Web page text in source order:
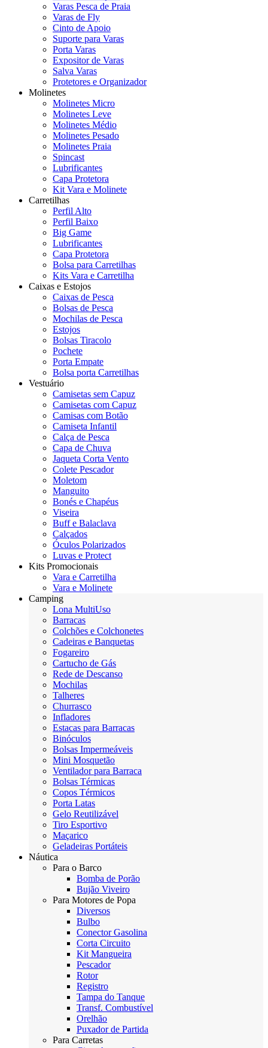
Varas Pesca de Praia
Varas de Fly
Cinto de Apoio
Suporte para Varas
Porta Varas
Expositor de Varas
Salva Varas
Protetores e Organizador
Molinetes
Molinetes Micro
Molinetes Leve
Molinetes Médio
Molinetes Pesado
Molinetes Praia
Spincast
Lubrificantes
Capa Protetora
Kit Vara e Molinete
Carretilhas
Perfil Alto
Perfil Baixo
Big Game
Lubrificantes
Capa Protetora
Bolsa para Carretilhas
Kits Vara e Carretilha
Caixas e Estojos
Caixas de Pesca
Bolsas de Pesca
Mochilas de Pesca
Estojos
Bolsas Tiracolo
Pochete
Porta Empate
Bolsa porta Carretilhas
Vestuário
Camisetas sem Capuz
Camisetas com Capuz
Camisas com Botão
Camiseta Infantil
Calça de Pesca
Capa de Chuva
Jaqueta Corta Vento
Colete Pescador
Moletom
Manguito
Bonés e Chapéus
Viseira
Buff e Balaclava
Calçados
Óculos Polarizados
Luvas e Protect
Kits Promocionais
Vara e Carretilha
Vara e Molinete
Camping
Lona MultiUso
Barracas
Colchões e Colchonetes
Cadeiras e Banquetas
Fogareiro
Cartucho de Gás
Rede de Descanso
Mochilas
Talheres
Churrasco
Infladores
Estacas para Barracas
Binóculos
Bolsas Impermeáveis
Mini Mosquetão
Ventilador para Barraca
Bolsas Térmicas
Copos Térmicos
Porta Latas
Gelo Reutilizável
Tiro Esportivo
Maçarico
Geladeiras Portáteis
Náutica
Para o Barco
Bomba de Porão
Bujão Viveiro
Para Motores de Popa
Diversos
Bulbo
Conector Gasolina
Corta Circuito
Kit Mangueira
Pescador
Rotor
Registro
Tampa do Tanque
Transf. Combustível
Orelhão
Puxador de Partida
Para Carretas